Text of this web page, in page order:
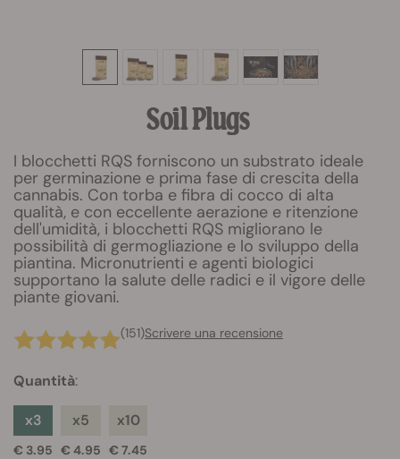
Soil Plugs
I blocchetti RQS forniscono un substrato ideale
per germinazione e prima fase di crescita della
cannabis. Con torba e fibra di cocco di alta
qualità, e con eccellente aerazione e ritenzione
dell'umidità, i blocchetti RQS migliorano le
possibilità di germogliazione e lo sviluppo della
piantina. Micronutrienti e agenti biologici
supportano la salute delle radici e il vigore delle
piante giovani.
(151)Scrivere una recensione
Quantità:
x3
€ 3.95
x5
€ 4.95
x10
€ 7.45